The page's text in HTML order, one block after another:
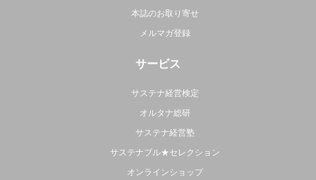
本誌のお取り寄せ
メルマガ登録
サービス
サステナ経営検定
オルタナ総研
サステナ経営塾
サステナブル★セレクション
オンラインショップ